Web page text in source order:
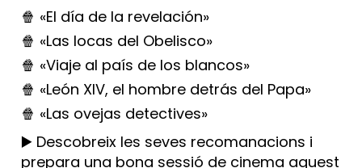
🍿 «El día de la revelación»
🍿 «Las locas del Obelisco»
🍿 «Viaje al país de los blancos»
🍿 «León XIV, el hombre detrás del Papa»
🍿 «Las ovejas detectives»
▶️ Descobreix les seves recomanacions i
prepara una bona sessió de cinema aquest